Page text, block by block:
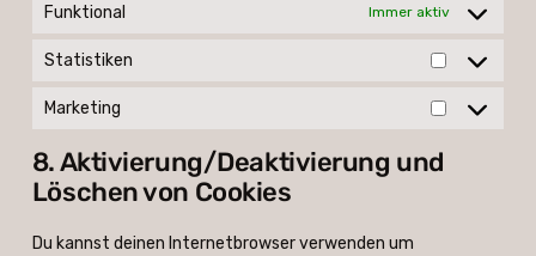
Funktional Immer aktiv
Statistiken
Marketing
Marketing
8. Aktivierung/Deaktivierung und
Löschen von Cookies
Du kannst deinen Internetbrowser verwenden um